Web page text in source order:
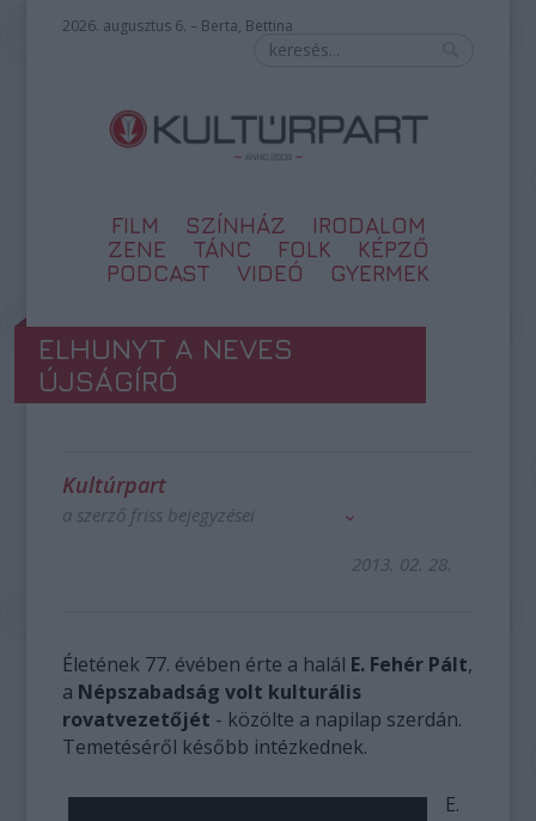
2026. augusztus 6. – Berta, Bettina
FILM SZÍNHÁZ
IRODALOM
ZENE
TÁNC FOLK
KÉPZŐ
PODCAST
VIDEÓ GYERMEK
ELHUNYT A NEVES
ÚJSÁGÍRÓ
Kultúrpart
a szerző friss bejegyzései
2013. 02. 28.
Életének 77. évében érte a halál E. Fehér Pált,
a Népszabadság volt kulturális
rovatvezetőjét - közölte a napilap szerdán.
Temetéséről később intézkednek.
E.